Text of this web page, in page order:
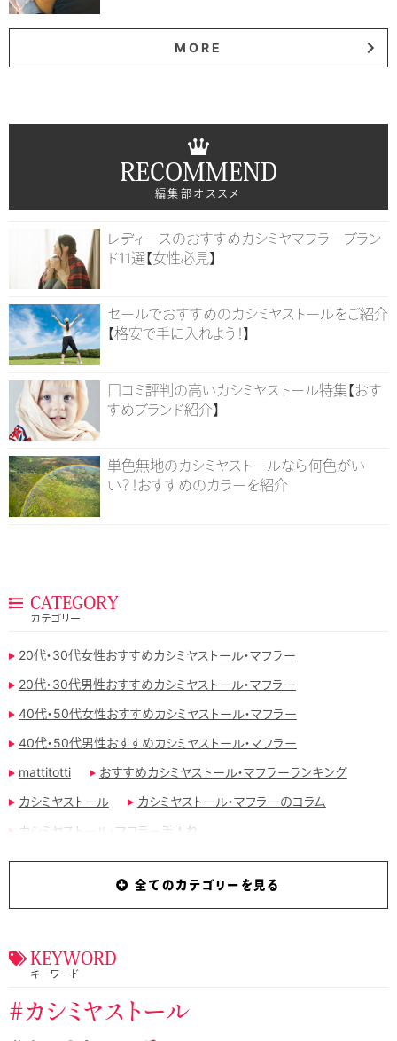
MORE
RECOMMEND
編集部オススメ
レディースのおすすめカシミヤマフラーブラン
ド11選【女性必見】
セールでおすすめのカシミヤストールをご紹介
【格安で手に入れよう！】
口コミ評判の高いカシミヤストール特集【おす
すめブランド紹介】
単色無地のカシミヤストールなら何色がい
い？！おすすめのカラーを紹介
CATEGORY
カテゴリー
20代・30代女性おすすめカシミヤストール・マフラー
20代・30代男性おすすめカシミヤストール・マフラー
40代・50代女性おすすめカシミヤストール・マフラー
40代・50代男性おすすめカシミヤストール・マフラー
mattitotti
おすすめカシミヤストール・マフラーランキング
カシミヤストール
カシミヤストール・マフラーのコラム
カシミヤストール・マフラー手入れ
カシミヤストール・マフラー手編み
カシミヤストール・マフラー用ブラシ
カシミヤマフラー
テストカテゴリー１
バーバリーおすすめカシミヤストール・マフラー
全てのカテゴリーを見る
KEYWORD
キーワード
カシミヤストール